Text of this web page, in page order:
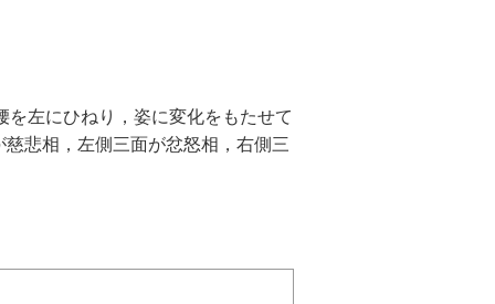
左にひねり，姿に変化をもたせて
悲相，左側三面が忿怒相，右側三